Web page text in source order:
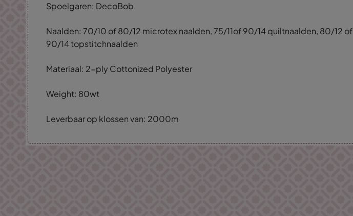
Spoelgaren: DecoBob
Naalden: 70/10 of 80/12 microtex naalden, 75/11of 90/14 quiltnaalden, 80/12 of
90/14 topstitchnaalden
Materiaal: 2-ply Cottonized Polyester
Weight: 80wt
Leverbaar op klossen van: 2000m